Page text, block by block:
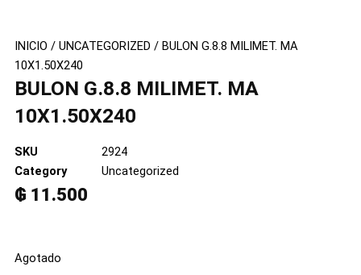
INICIO / UNCATEGORIZED / BULON G.8.8 MILIMET. MA
10X1.50X240
BULON G.8.8 MILIMET. MA
10X1.50X240
SKU
2924
Category
Uncategorized
₲ 11.500
Agotado